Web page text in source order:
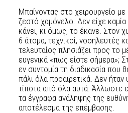
Μπαίνοντας στο χειρουργείο
ζεστό χαμόγελο. Δεν είχε
κάνει, κι όμως, το έκανε. Στον
6 άτομα, τεχνικοί, νοσηλευτές
τελευταίος πλησιάζει προς το
ευγενικά «πως είστε σήμερα»;
εν συντομία τη διαδικασία που
πάλι όλα προαιρετικά. Δεν
τίποτα από όλα αυτά. Άλλωστε
τα έγγραφα ανάληψης της
αποτέλεσμα της επέμβασης.